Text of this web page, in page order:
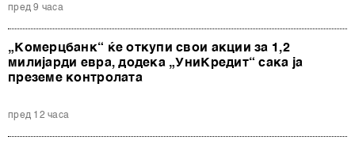
пред 9 часа
„Комерцбанк“ ќе откупи свои акции за 1,2
милијарди евра, додека „УниКредит“ сака ја
преземе контролата
пред 12 часа